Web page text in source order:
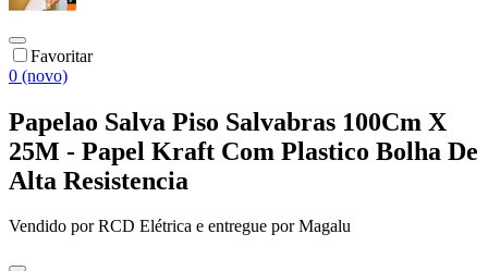
Favoritar
0 (novo)
Papelao Salva Piso Salvabras 100Cm X
25M - Papel Kraft Com Plastico Bolha De
Alta Resistencia
Vendido porRCD Elétrica e entregue por Magalu